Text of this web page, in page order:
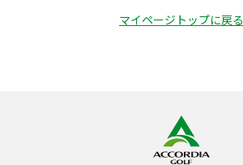
マイページトップに戻る